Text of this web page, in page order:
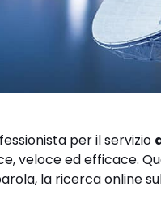
per il servizio
veloce ed efficace.
la ricerca online